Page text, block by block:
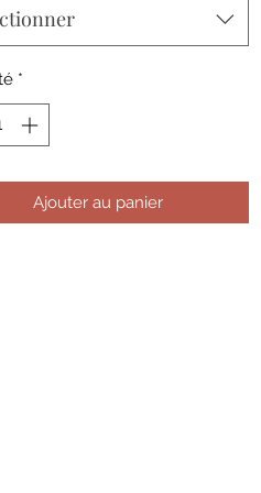
*
Ajouter au panier